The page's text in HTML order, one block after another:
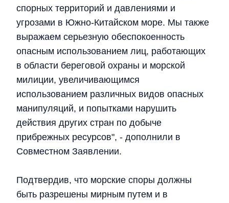
спорных территорий и давлениями и
угрозами в Южно-Китайском море. Мы также
выражаем серьезную обеспокоенность
опасным использованием лиц, работающих
в области береговой охраны и морской
милиции, увеличивающимся
использованием различных видов опасных
манипуляций, и попытками нарушить
действия других стран по добыче
прибрежных ресурсов", - дополнили в
Совместном Заявлении.
Подтвердив, что морские споры должны
быть разрешены мирным путем и в